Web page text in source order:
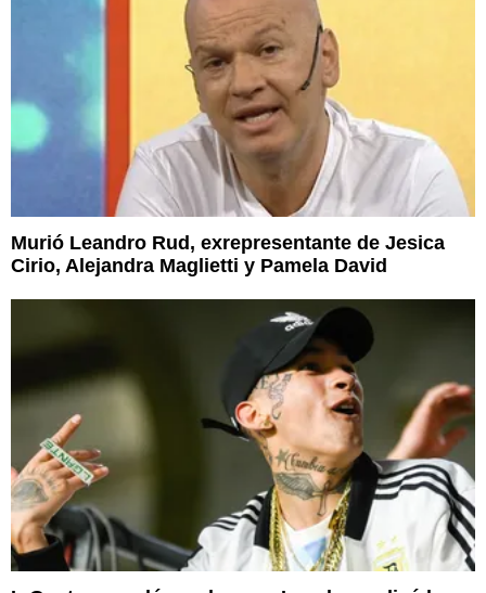
Murió Leandro Rud, exrepresentante de Jesica
Cirio, Alejandra Maglietti y Pamela David